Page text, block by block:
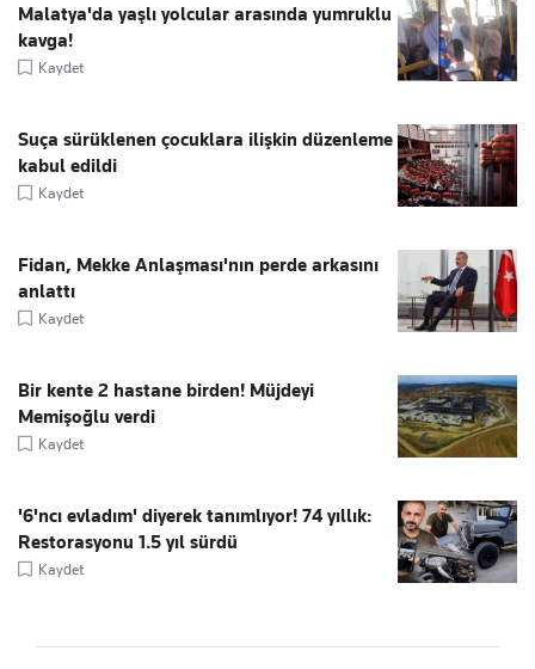
Malatya'da yaşlı yolcular arasında yumruklu
kavga!
Kaydet
Suça sürüklenen çocuklara ilişkin düzenleme
kabul edildi
Kaydet
Fidan, Mekke Anlaşması'nın perde arkasını
anlattı
Kaydet
Bir kente 2 hastane birden! Müjdeyi
Memişoğlu verdi
Kaydet
'6'ncı evladım' diyerek tanımlıyor! 74 yıllık:
Restorasyonu 1.5 yıl sürdü
Kaydet